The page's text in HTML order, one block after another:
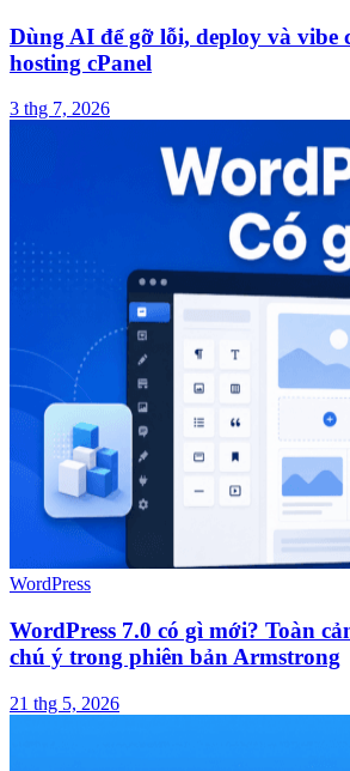
Dùng AI để gỡ lỗi, deploy và vibe
hosting cPanel
3 thg 7, 2026
WordPress
WordPress 7.0 có gì mới? Toàn
chú ý trong phiên bản Armstrong
21 thg 5, 2026